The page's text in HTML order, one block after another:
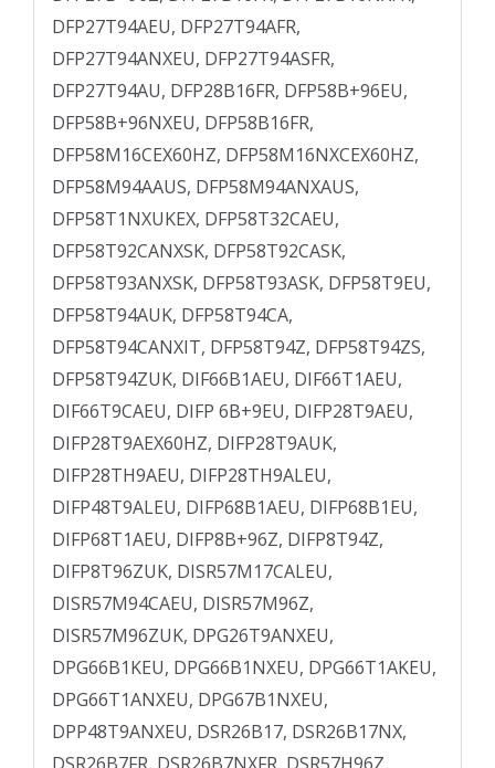
DFP27T94AEU, DFP27T94AFR,
DFP27T94ANXEU, DFP27T94ASFR,
DFP27T94AU, DFP28B16FR, DFP58B+96EU,
DFP58B+96NXEU, DFP58B16FR,
DFP58M16CEX60HZ, DFP58M16NXCEX60HZ,
DFP58M94AAUS, DFP58M94ANXAUS,
DFP58T1NXUKEX, DFP58T32CAEU,
DFP58T92CANXSK, DFP58T92CASK,
DFP58T93ANXSK, DFP58T93ASK, DFP58T9EU,
DFP58T94AUK, DFP58T94CA,
DFP58T94CANXIT, DFP58T94Z, DFP58T94ZS,
DFP58T94ZUK, DIF66B1AEU, DIF66T1AEU,
DIF66T9CAEU, DIFP 6B+9EU, DIFP28T9AEU,
DIFP28T9AEX60HZ, DIFP28T9AUK,
DIFP28TH9AEU, DIFP28TH9ALEU,
DIFP48T9ALEU, DIFP68B1AEU, DIFP68B1EU,
DIFP68T1AEU, DIFP8B+96Z, DIFP8T94Z,
DIFP8T96ZUK, DISR57M17CALEU,
DISR57M94CAEU, DISR57M96Z,
DISR57M96ZUK, DPG26T9ANXEU,
DPG66B1KEU, DPG66B1NXEU, DPG66T1AKEU,
DPG66T1ANXEU, DPG67B1NXEU,
DPP48T9ANXEU, DSR26B17, DSR26B17NX,